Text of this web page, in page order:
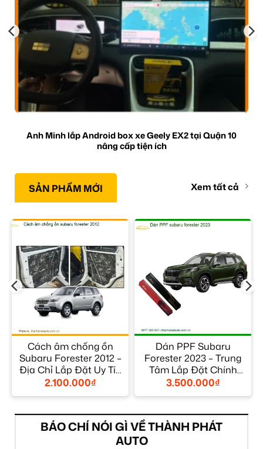
Anh Minh lắp Android box xe Geely EX2 tại Quận 10
nâng cấp tiện ích
SẢN PHẨM MỚI Xem tất cả
Cách âm chống ồn
Subaru Forester 2012 –
Địa Chỉ Lắp Đặt Uy Tín
TPHCM
2.100.000₫
Dán PPF Subaru
Forester 2023 – Trung
Tâm Lắp Đặt Chính
Hãng Uy Tín TPHCM
3.500.000₫
BÁO CHÍ NÓI GÌ VỀ THÀNH PHÁT
AUTO